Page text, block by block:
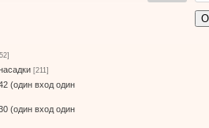
[211]
(один вход один
(один вход один